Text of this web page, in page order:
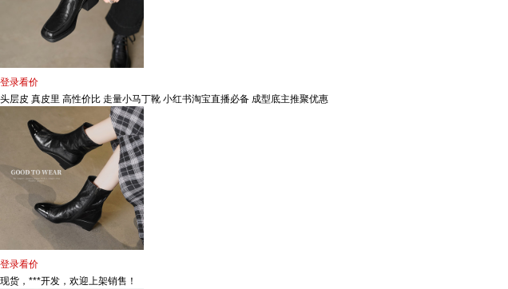
登录看价
头层皮 真皮里 高性价比 走量小马丁靴 小红书淘宝直播必备 成型底主推聚优惠
登录看价
现货，***开发，欢迎上架销售！